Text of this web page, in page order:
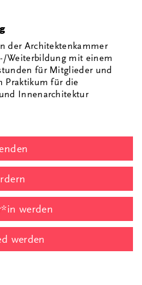
der Architektenkammer
Weiterbildung mit einem
für Mitglieder und
Praktikum für die
Innenarchitektur
werden
werden